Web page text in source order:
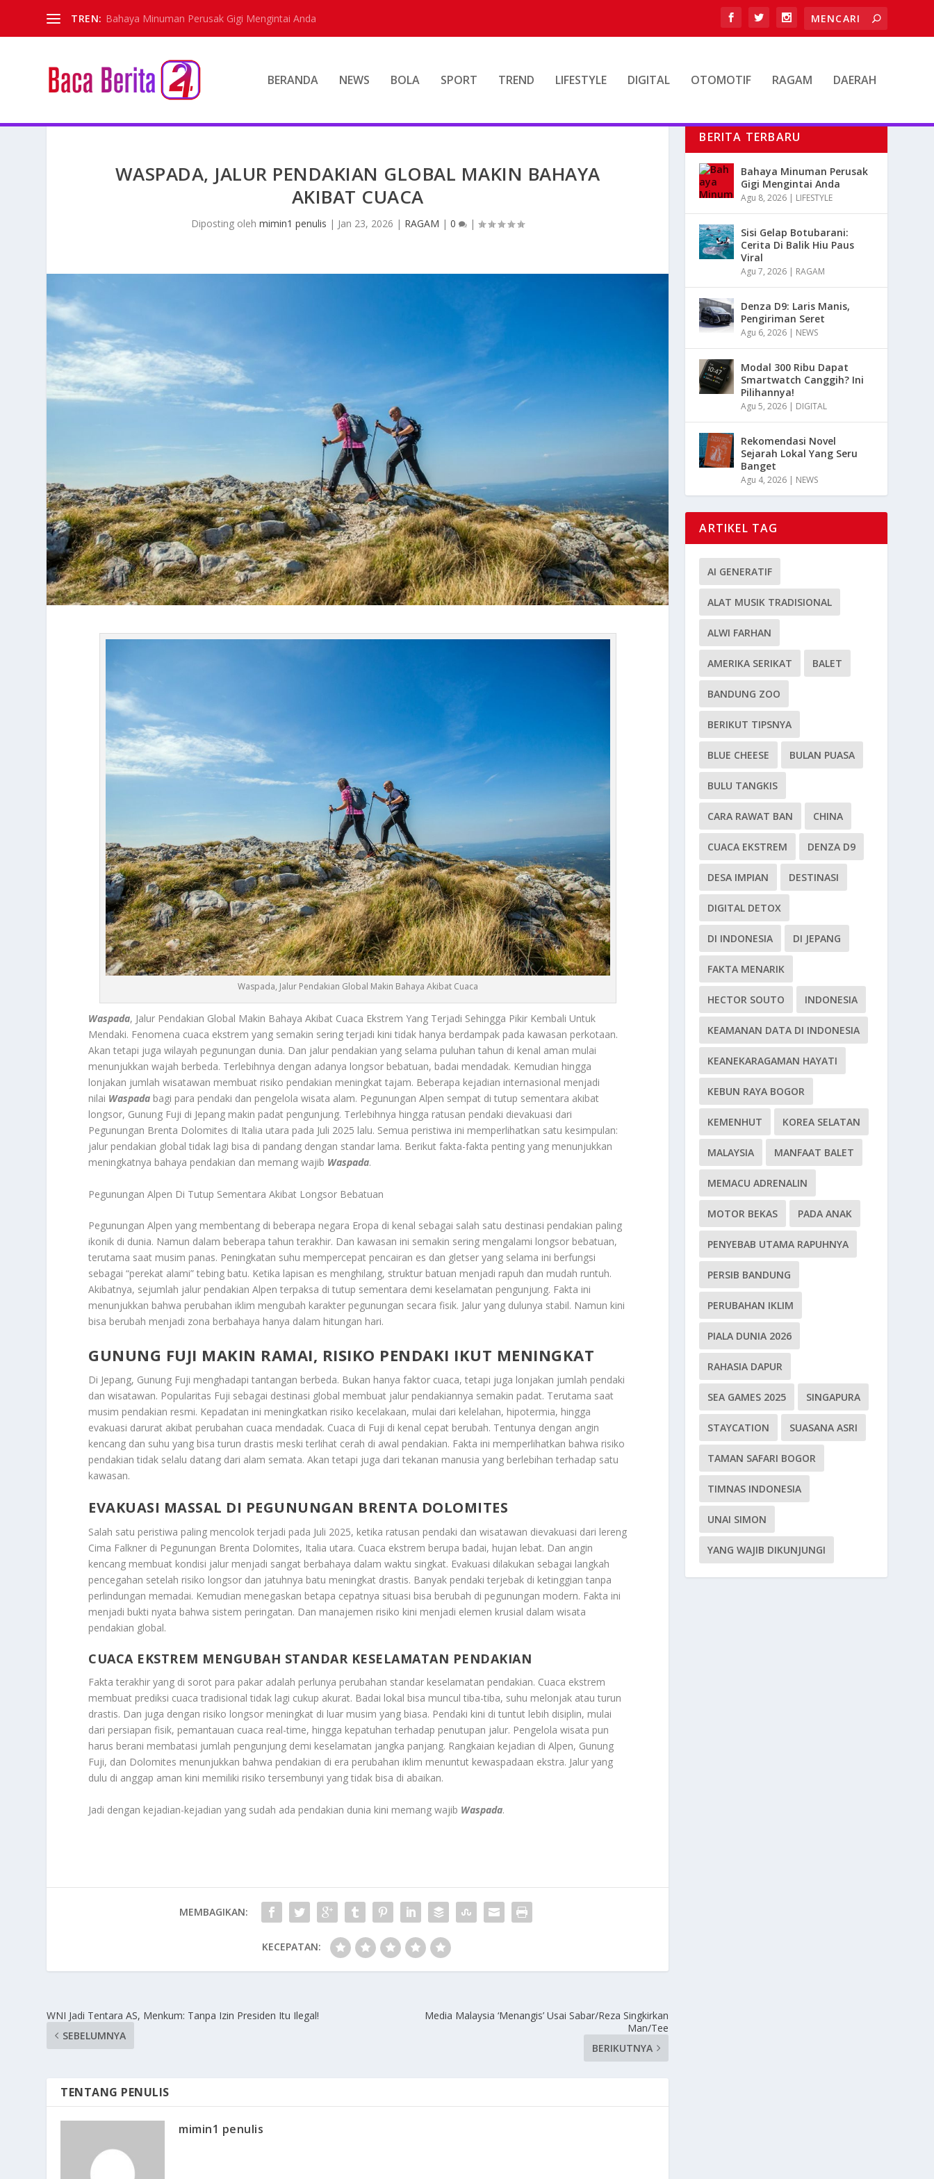
TREN: Bahaya Minuman Perusak Gigi Mengintai Anda
BERANDA NEWS BOLA SPORT TREND LIFESTYLE DIGITAL OTOMOTIF RAGAM DAERAH
WASPADA, JALUR PENDAKIAN GLOBAL MAKIN BAHAYA
AKIBAT CUACA
Diposting olehmimin1 penulis | Jan 23, 2026 | RAGAM |0 |
Waspada, Jalur Pendakian Global Makin Bahaya Akibat Cuaca
Waspada, Jalur Pendakian Global Makin Bahaya Akibat Cuaca Ekstrem Yang Terjadi Sehingga Pikir Kembali Untuk
Mendaki. Fenomena cuaca ekstrem yang semakin sering terjadi kini tidak hanya berdampak pada kawasan perkotaan.
Akan tetapi juga wilayah pegunungan dunia. Dan jalur pendakian yang selama puluhan tahun di kenal aman mulai
menunjukkan wajah berbeda. Terlebihnya dengan adanya longsor bebatuan, badai mendadak. Kemudian hingga
lonjakan jumlah wisatawan membuat risiko pendakian meningkat tajam. Beberapa kejadian internasional menjadi
nilai Waspada bagi para pendaki dan pengelola wisata alam. Pegunungan Alpen sempat di tutup sementara akibat
longsor, Gunung Fuji di Jepang makin padat pengunjung. Terlebihnya hingga ratusan pendaki dievakuasi dari
Pegunungan Brenta Dolomites di Italia utara pada Juli 2025 lalu. Semua peristiwa ini memperlihatkan satu kesimpulan:
jalur pendakian global tidak lagi bisa di pandang dengan standar lama. Berikut fakta-fakta penting yang menunjukkan
meningkatnya bahaya pendakian dan memang wajib Waspada.
Pegunungan Alpen Di Tutup Sementara Akibat Longsor Bebatuan
Pegunungan Alpen yang membentang di beberapa negara Eropa di kenal sebagai salah satu destinasi pendakian paling
ikonik di dunia. Namun dalam beberapa tahun terakhir. Dan kawasan ini semakin sering mengalami longsor bebatuan,
terutama saat musim panas. Peningkatan suhu mempercepat pencairan es dan gletser yang selama ini berfungsi
sebagai “perekat alami” tebing batu. Ketika lapisan es menghilang, struktur batuan menjadi rapuh dan mudah runtuh.
Akibatnya, sejumlah jalur pendakian Alpen terpaksa di tutup sementara demi keselamatan pengunjung. Fakta ini
menunjukkan bahwa perubahan iklim mengubah karakter pegunungan secara fisik. Jalur yang dulunya stabil. Namun kini
bisa berubah menjadi zona berbahaya hanya dalam hitungan hari.
GUNUNG FUJI MAKIN RAMAI, RISIKO PENDAKI IKUT MENINGKAT
Di Jepang, Gunung Fuji menghadapi tantangan berbeda. Bukan hanya faktor cuaca, tetapi juga lonjakan jumlah pendaki
dan wisatawan. Popularitas Fuji sebagai destinasi global membuat jalur pendakiannya semakin padat. Terutama saat
musim pendakian resmi. Kepadatan ini meningkatkan risiko kecelakaan, mulai dari kelelahan, hipotermia, hingga
evakuasi darurat akibat perubahan cuaca mendadak. Cuaca di Fuji di kenal cepat berubah. Tentunya dengan angin
kencang dan suhu yang bisa turun drastis meski terlihat cerah di awal pendakian. Fakta ini memperlihatkan bahwa risiko
pendakian tidak selalu datang dari alam semata. Akan tetapi juga dari tekanan manusia yang berlebihan terhadap satu
kawasan.
EVAKUASI MASSAL DI PEGUNUNGAN BRENTA DOLOMITES
Salah satu peristiwa paling mencolok terjadi pada Juli 2025, ketika ratusan pendaki dan wisatawan dievakuasi dari lereng
Cima Falkner di Pegunungan Brenta Dolomites, Italia utara. Cuaca ekstrem berupa badai, hujan lebat. Dan angin
kencang membuat kondisi jalur menjadi sangat berbahaya dalam waktu singkat. Evakuasi dilakukan sebagai langkah
pencegahan setelah risiko longsor dan jatuhnya batu meningkat drastis. Banyak pendaki terjebak di ketinggian tanpa
perlindungan memadai. Kemudian menegaskan betapa cepatnya situasi bisa berubah di pegunungan modern. Fakta ini
menjadi bukti nyata bahwa sistem peringatan. Dan manajemen risiko kini menjadi elemen krusial dalam wisata
pendakian global.
CUACA EKSTREM MENGUBAH STANDAR KESELAMATAN PENDAKIAN
Fakta terakhir yang di sorot para pakar adalah perlunya perubahan standar keselamatan pendakian. Cuaca ekstrem
membuat prediksi cuaca tradisional tidak lagi cukup akurat. Badai lokal bisa muncul tiba-tiba, suhu melonjak atau turun
drastis. Dan juga dengan risiko longsor meningkat di luar musim yang biasa. Pendaki kini di tuntut lebih disiplin, mulai
dari persiapan fisik, pemantauan cuaca real-time, hingga kepatuhan terhadap penutupan jalur. Pengelola wisata pun
harus berani membatasi jumlah pengunjung demi keselamatan jangka panjang. Rangkaian kejadian di Alpen, Gunung
Fuji, dan Dolomites menunjukkan bahwa pendakian di era perubahan iklim menuntut kewaspadaan ekstra. Jalur yang
dulu di anggap aman kini memiliki risiko tersembunyi yang tidak bisa di abaikan.
Jadi dengan kejadian-kejadian yang sudah ada pendakian dunia kini memang wajib Waspada.
MEMBAGIKAN:
KECEPATAN:
WNI Jadi Tentara AS, Menkum: Tanpa Izin Presiden Itu Ilegal!
SEBELUMNYA
Media Malaysia ‘Menangis’ Usai Sabar/Reza Singkirkan
Man/Tee
BERIKUTNYA
TENTANG PENULIS
mimin1 penulis
BERITA TERBARU
Bahaya Minuman Perusak
Gigi Mengintai Anda
Agu 8, 2026 | LIFESTYLE
Sisi Gelap Botubarani:
Cerita Di Balik Hiu Paus
Viral
Agu 7, 2026 | RAGAM
Denza D9: Laris Manis,
Pengiriman Seret
Agu 6, 2026 | NEWS
Modal 300 Ribu Dapat
Smartwatch Canggih? Ini
Pilihannya!
Agu 5, 2026 | DIGITAL
Rekomendasi Novel
Sejarah Lokal Yang Seru
Banget
Agu 4, 2026 | NEWS
ARTIKEL TAG
AI GENERATIF
ALAT MUSIK TRADISIONAL
ALWI FARHAN
AMERIKA SERIKAT BALET
BANDUNG ZOO
BERIKUT TIPSNYA
BLUE CHEESE BULAN PUASA
BULU TANGKIS
CARA RAWAT BAN CHINA
CUACA EKSTREM DENZA D9
DESA IMPIAN DESTINASI
DIGITAL DETOX
DI INDONESIA DI JEPANG
FAKTA MENARIK
HECTOR SOUTO INDONESIA
KEAMANAN DATA DI INDONESIA
KEANEKARAGAMAN HAYATI
KEBUN RAYA BOGOR
KEMENHUT KOREA SELATAN
MALAYSIA MANFAAT BALET
MEMACU ADRENALIN
MOTOR BEKAS PADA ANAK
PENYEBAB UTAMA RAPUHNYA
PERSIB BANDUNG
PERUBAHAN IKLIM
PIALA DUNIA 2026
RAHASIA DAPUR
SEA GAMES 2025 SINGAPURA
STAYCATION SUASANA ASRI
TAMAN SAFARI BOGOR
TIMNAS INDONESIA
UNAI SIMON
YANG WAJIB DIKUNJUNGI